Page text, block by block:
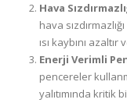
Hava
hava
ısı kaybını
Enerji Verimli
pencereler
yalıtımında kritik